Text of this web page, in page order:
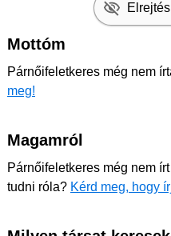
Elrejtés
Mottóm
Párnőifeletkeres még nem
meg!
Magamról
Párnőifeletkeres még nem
tudni róla? Kérd meg, hogy